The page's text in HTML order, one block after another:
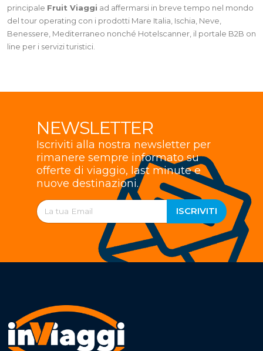
principale Fruit Viaggi ad affermarsi in breve tempo nel mondo
del tour operating con i prodotti Mare Italia, Ischia, Neve,
Benessere, Mediterraneo nonché Hotelscanner, il portale B2B on
line per i servizi turistici.
NEWSLETTER
Iscriviti alla nostra newsletter per
rimanere sempre informato su
offerte di viaggio, last minute e
nuove destinazioni.
ISCRIVITI